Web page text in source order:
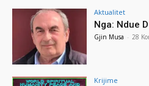
Aktualitet
Nga: Ndue
Gjin Musa - 28
Krijime